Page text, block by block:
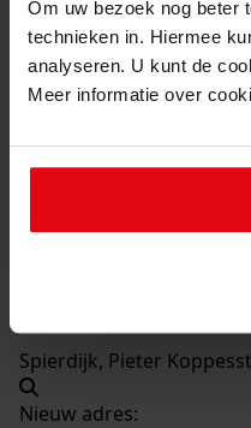
Om uw bezoek nog beter
technieken in. Hiermee
analyseren. U kunt de
Meer informatie over
12Plaatsen bijkeuken,
Datering:
Datum vergunning:
Spierdijk, Pieter
Nieuw adres: